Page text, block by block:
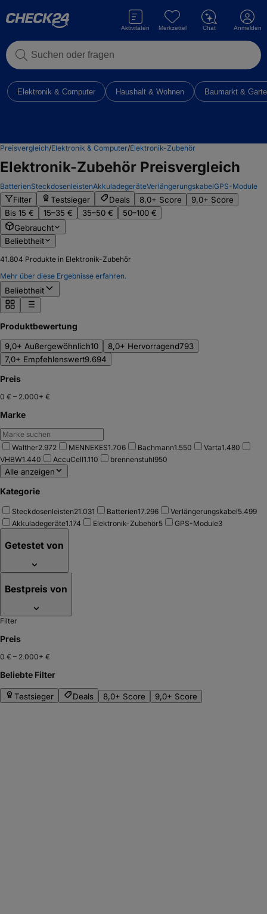
Suchen oder fragen
Aktivitäten Merkzettel Chat Anmelden
Elektronik & Computer Haushalt & Wohnen Baumarkt &
Preisvergleich/Elektronik & Computer/Elektronik-Zubehör
Elektronik-Zubehör Preisvergleich
BatterienSteckdosenleistenAkkuladegeräteVerlängerungskabelGPS-Module
Filter Testsieger Deals 8,0+ Score
9,0+ Score
Bis 15 €
15–35 € 35–50 €
50–100 €
Gebraucht
Beliebtheit
41.804 Produkte in Elektronik-Zubehör
Mehr über diese Ergebnisse erfahren.
Beliebtheit
Produktbewertung
9,0+ Außergewöhnlich10 8,0+ Hervorragend793
7,0+ Empfehlenswert9.694
Preis
0 € – 2.000+ €
Marke
Walther2.972 MENNEKES1.706 Bachmann1.550 Varta1.480
VHBW1.440 AccuCell1.110 brennenstuhl950
Alle anzeigen
Kategorie
Steckdosenleisten21.031 Batterien17.296 Verlängerungskabel5.499
Akkuladegeräte1.174 Elektronik-Zubehör5 GPS-Module3
Getestet von
Bestpreis von
Filter
Preis
0 € – 2.000+ €
Beliebte Filter
Testsieger Deals 8,0+ Score 9,0+ Score